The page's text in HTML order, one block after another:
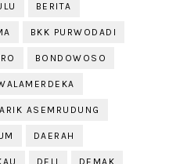
BERITA
BKK PURWODADI
BONDOWOSO
ASEMRUDUNG
DAERAH